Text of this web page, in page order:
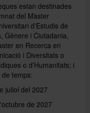
estan destinades
del Màster
d'Estudis de
Gènere i Ciutadania,
en Recerca en
i Diversitats o
o d'Humanitats; i
temps:
juliol del 2027
de 2027